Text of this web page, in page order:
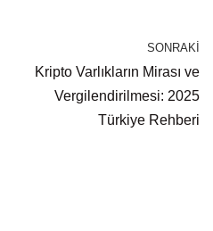
SONRAKI
Kripto Varlıkların Mirası ve
Vergilendirilmesi: 2025
Türkiye Rehberi